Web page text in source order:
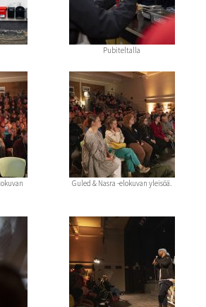
Pubiteltalla
Guled & Nasra -elokuvan yleisöä.